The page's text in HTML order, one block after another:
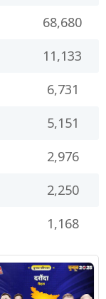
68,680
11,133
6,731
5,151
2,976
2,250
1,168